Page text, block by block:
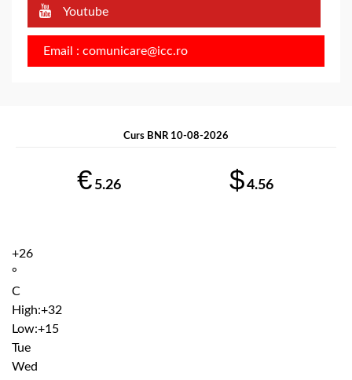
Youtube
Email : comunicare@icc.ro
Curs BNR 10-08-2026
€ 5.26 $4.56
+26
°
C
High:+32
Low:+15
Tue
Wed